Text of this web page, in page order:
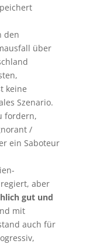
den
über
keine
Szenario.
fordern,
/
ein Saboteur
aber
gut und
mit
auch für